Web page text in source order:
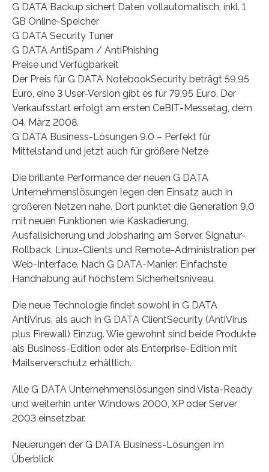
G DATA Backup sichert Daten vollautomatisch, inkl. 1
GB Online-Speicher
G DATA Security Tuner
G DATA AntiSpam / AntiPhishing
Preise und Verfügbarkeit
Der Preis für G DATA NotebookSecurity beträgt 59,95
Euro, eine 3 User-Version gibt es für 79,95 Euro. Der
Verkaufsstart erfolgt am ersten CeBIT-Messetag, dem
04. März 2008.
G DATA Business-Lösungen 9.0 – Perfekt für
Mittelstand und jetzt auch für größere Netze
Die brillante Performance der neuen G DATA
Unternehmenslösungen legen den Einsatz auch in
größeren Netzen nahe. Dort punktet die Generation 9.0
mit neuen Funktionen wie Kaskadierung,
Ausfallsicherung und Jobsharing am Server, Signatur-
Rollback, Linux-Clients und Remote-Administration per
Web-Interface. Nach G DATA-Manier: Einfachste
Handhabung auf höchstem Sicherheitsniveau.
Die neue Technologie findet sowohl in G DATA
AntiVirus, als auch in G DATA ClientSecurity (AntiVirus
plus Firewall) Einzug. Wie gewohnt sind beide Produkte
als Business-Edition oder als Enterprise-Edition mit
Mailserverschutz erhältlich.
Alle G DATA Unternehmenslösungen sind Vista-Ready
und weiterhin unter Windows 2000, XP oder Server
2003 einsetzbar.
Neuerungen der G DATA Business-Lösungen im
Überblick